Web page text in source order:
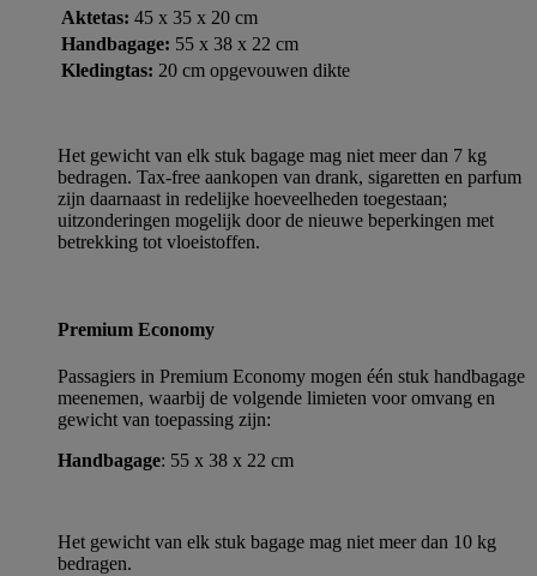
Aktetas: 45 x 35 x 20 cm
Handbagage: 55 x 38 x 22 cm
Kledingtas: 20 cm opgevouwen dikte
Het gewicht van elk stuk bagage mag niet meer dan 7 kg
bedragen. Tax-free aankopen van drank, sigaretten en parfum
zijn daarnaast in redelijke hoeveelheden toegestaan;
uitzonderingen mogelijk door de nieuwe beperkingen met
betrekking tot vloeistoffen.
Premium Economy
Passagiers in Premium Economy mogen één stuk handbagage
meenemen, waarbij de volgende limieten voor omvang en
gewicht van toepassing zijn:
Handbagage: 55 x 38 x 22 cm
Het gewicht van elk stuk bagage mag niet meer dan 10 kg
bedragen.